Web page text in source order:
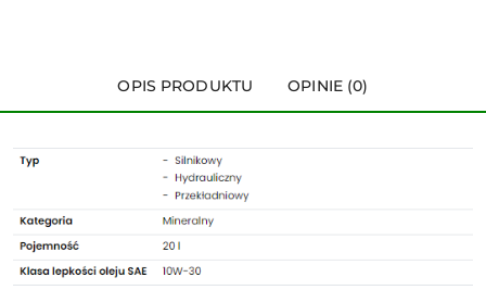
OPIS PRODUKTU OPINIE (0)